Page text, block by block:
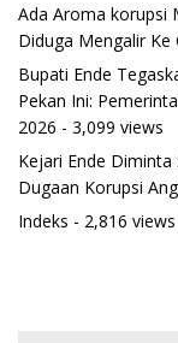
Ada Aroma korupsi
Diduga Mengalir
Bupati Ende
Pekan Ini:
2026 - 3,099 views
Kejari Ende
Dugaan Korupsi
Indeks - 2,816 views